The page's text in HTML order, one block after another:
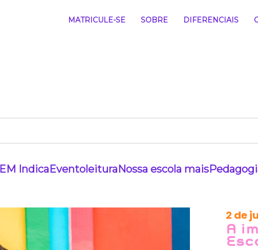
MATRICULE-SE SOBRE DIFERENCIAIS
EM IndicaEventoleituraNossa escola mais
2 de
A